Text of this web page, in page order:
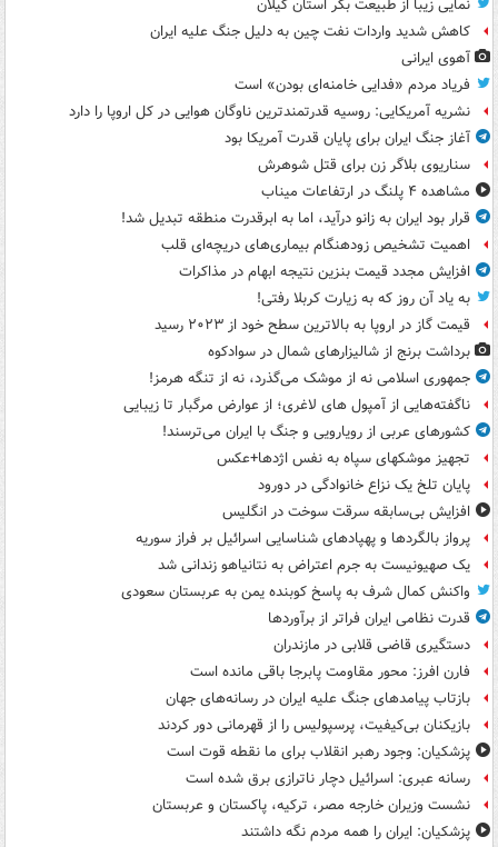
نمایی زیبا از طبیعت بکر استان گیلان
کاهش شدید واردات نفت چین به دلیل جنگ علیه ایران
آهوی ایرانی
فریاد مردم «فدایی خامنه‌ای بودن» است
نشریه آمریکایی: روسیه قدرتمندترین ناوگان هوایی در کل اروپا را دارد
آغاز جنگ ایران برای پایان قدرت آمریکا بود
سناریوی بلاگر زن برای قتل شوهرش
مشاهده ۴ پلنگ در ارتفاعات میناب
قرار بود ایران به زانو درآید، اما به ابرقدرت منطقه تبدیل شد!
اهمیت تشخیص زودهنگام بیماری‌های دریچه‌ای قلب
افزایش مجدد قیمت بنزین نتیجه ابهام در مذاکرات
به یاد آن روز که به زیارت کربلا رفتی!
قیمت گاز در اروپا به بالاترین سطح خود از ۲۰۲۳ رسید
برداشت برنج از شالیزارهای شمال در سوادکوه
جمهوری اسلامی نه از موشک می‌گذرد، نه از تنگه هرمز!
ناگفته‌هایی از آمپول های لاغری؛ از عوارض مرگبار تا زیبایی
کشورهای عربی از رویارویی و جنگ با ایران می‌ترسند!
تجهیز موشکهای سپاه به نفس اژدها+عکس
پایان تلخ یک نزاع خانوادگی در دورود
افزایش بی‌سابقه سرقت سوخت در انگلیس
پرواز بالگردها و پهپادهای شناسایی اسرائیل بر فراز سوریه
یک صهیونیست به جرم اعتراض به نتانیاهو زندانی شد
واکنش کمال شرف به پاسخ کوبنده یمن به عربستان سعودی
قدرت نظامی ایران فراتر از برآوردها
دستگیری قاضی قلابی در مازندران
فارن افرز: محور مقاومت پابرجا باقی مانده است
بازتاب پیامدهای جنگ علیه ایران در رسانه‌های جهان
بازیکنان بی‌کیفیت، پرسپولیس را از قهرمانی دور کردند
پزشکیان: وجود رهبر انقلاب برای ما نقطه قوت است
رسانه عبری: اسرائیل دچار ناترازی برق شده است
نشست وزیران خارجه مصر، ترکیه، پاکستان و عربستان
پزشکیان: ایران را همه مردم نگه داشتند